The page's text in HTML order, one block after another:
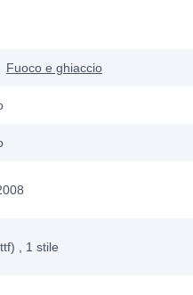
Fuoco e ghiaccio
, 1 stile